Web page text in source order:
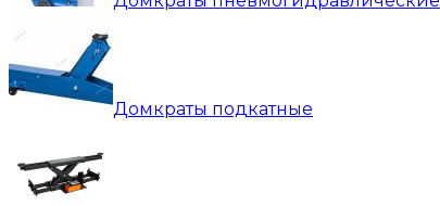
Домкраты подкатные